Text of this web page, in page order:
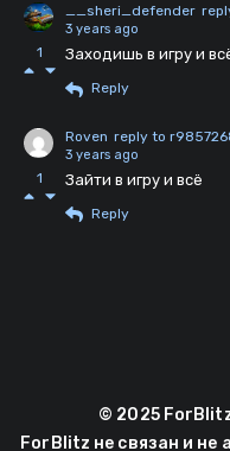
1
__sheri_defender
3 years ago
Заходишь в игру и
Reply
1
Roven reply to
3 years ago
Зайти в игру и всё
Reply
© 2025
ForBlitz не связан и не